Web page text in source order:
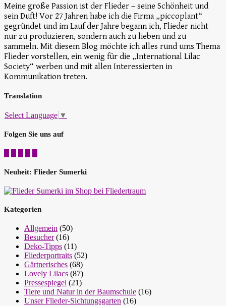
Meine große Passion ist der Flieder – seine Schönheit und
sein Duft! Vor 27 Jahren habe ich die Firma „piccoplant“
gegründet und im Lauf der Jahre begann ich, Flieder nicht
nur zu produzieren, sondern auch zu lieben und zu
sammeln. Mit diesem Blog möchte ich alles rund ums Thema
Flieder vorstellen, ein wenig für die „International Lilac
Society“ werben und mit allen Interessierten in
Kommunikation treten.
Translation
Select Language ▼
Folgen Sie uns auf
Neuheit: Flieder Sumerki
Kategorien
Allgemein (50)
Besucher(16)
Deko-Tipps (11)
Fliederportraits (52)
Gärtnerisches (68)
Lovely Lilacs (87)
Pressespiegel (21)
Tiere und Natur in der Baumschule (16)
Unser Flieder-Sichtungsgarten (16)